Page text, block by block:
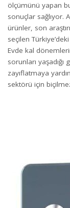
ölçümünü yapan
sonuçlar sağlıyor.
ürünler, son
seçilen
Evde kal
sorunları yaşadığı
zayıflatmaya
sektörü için